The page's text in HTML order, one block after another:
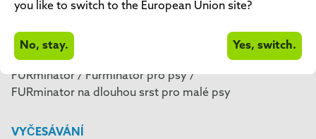
FURminator / Furminátor pro psy /
FURminator na dlouhou srst pro malé psy
VYČESÁVÁNÍ
you like to switch to the European Union site?
No, stay. Yes, switch.